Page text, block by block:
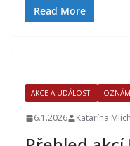
Read More
AKCE A UDÁLOSTI
6.1.2026 Katarína